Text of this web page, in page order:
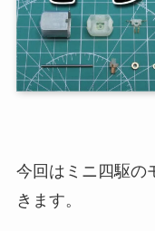
今回はミニ四駆の
きます。